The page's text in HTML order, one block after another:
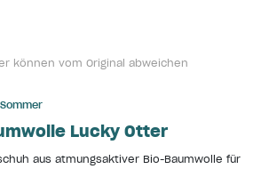
können vom Original abweichen
Lucky Otter
aus atmungsaktiver Bio-Baumwolle für